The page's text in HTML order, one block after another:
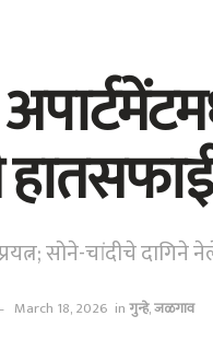
हातसफाई
सोने-चांदीचे दागिने
March 18, 2026 inगुन्हे,जळगाव